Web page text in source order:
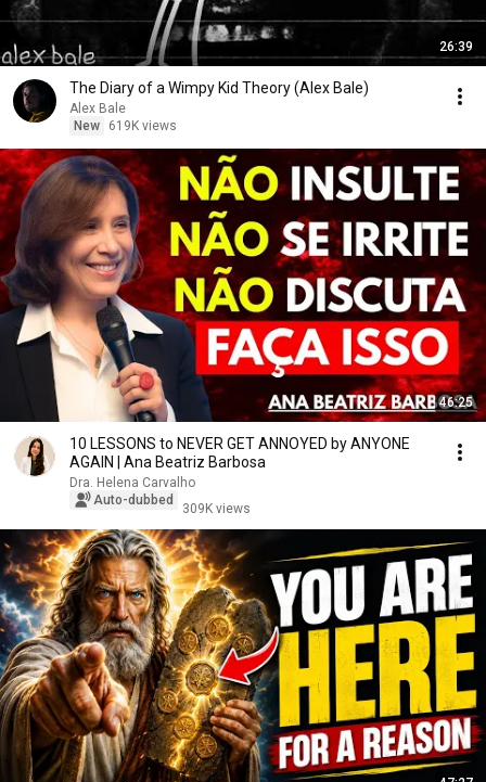
26:39
The Diary of a Wimpy Kid Theory (Alex Bale)
Alex Bale
New
619K views
46:25
10 LESSONS to NEVER GET ANNOYED by ANYONE
AGAIN | Ana Beatriz Barbosa
Dra. Helena Carvalho
Auto-dubbed
309K views